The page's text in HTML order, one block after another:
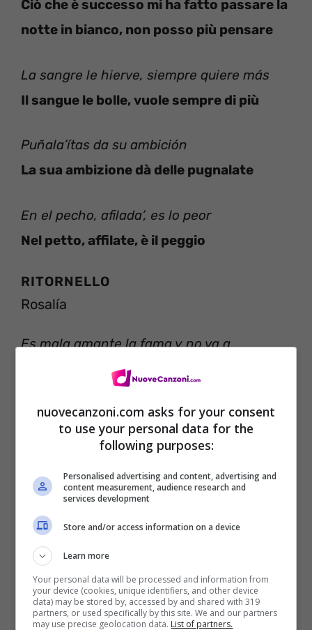
Ciò che è successo mi ha fatto passare la
notte in bianco, non posso più pensare
La sangre le hierve, siempre quiere más
Il sangue le bolle, vuole sempre di più
Puñala’ítas da su ambición
La sua ambizione dà delle pugnalate
En el pecho, afilada’, es lo peor
Nel petto, affilate, è il peggio
RITORNELLO
Rosalía
Es mala amante la fama y no va a
quererme de verdad
amerà mai davvero
nuovecanzoni.com asks for your consent
to use your personal data for the
following purposes:
Personalised advertising and content, advertising and
content measurement, audience research and
services development
Store and/or access information on a device
Learn more
Your personal data will be processed and information from
your device (cookies, unique identifiers, and other device
data) may be stored by, accessed by and shared with 319
partners, or used specifically by this site. We and our partners
may use precise geolocation data. List of partners.